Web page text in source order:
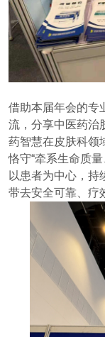
借助本届年会的专
流，分享中医药治
药智慧在皮肤科领
恪守“牵系生命质
以患者为中心，持
带去安全可靠、疗